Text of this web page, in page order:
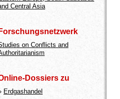
Central Asia
on Conflicts and
Dossiers zu
Erdgashandel